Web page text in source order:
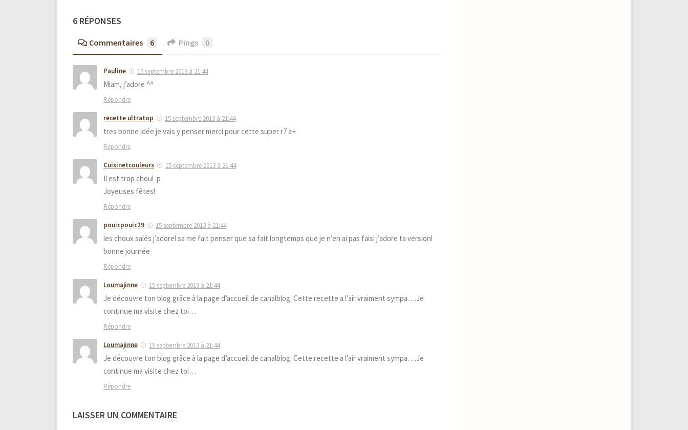
6 RÉPONSES
Commentaires 6 Pings 0
Pauline 15 septembre 2013 à 21:44
Miam, j’adore ^^
Répondre
recette ultratop 15 septembre 2013 à 21:44
tres bonne idée je vais y penser merci pour cette super r7 a+
Répondre
Cuisinetcouleurs 15 septembre 2013 à 21:44
Il est trop chou! :p
Joyeuses fêtes!
Répondre
pouicpouic29 15 septembre 2013 à 21:44
les choux salés j’adore! sa me fait penser que sa fait longtemps que je n’en ai pas fais! j’adore ta version!
bonne journée
Répondre
Loumajinne 15 septembre 2013 à 21:44
Je découvre ton blog grâce à la page d’accueil de canalblog. Cette recette a l’air vraiment sympa….Je
continue ma visite chez toi…
Répondre
Loumajinne 15 septembre 2013 à 21:44
Je découvre ton blog grâce à la page d’accueil de canalblog. Cette recette a l’air vraiment sympa….Je
continue ma visite chez toi…
Répondre
LAISSER UN COMMENTAIRE